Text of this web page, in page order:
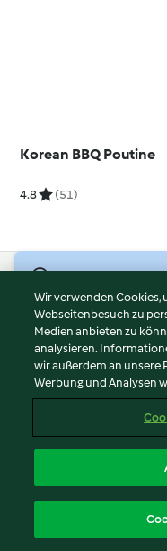
Korean BBQ Poutine
4.8 (51)
Nutzungsbedingungen
Datenschutzrichtlinien
Disclaimer
Impressum
Inhalt melden
Erklärung zur
Wir verwenden Cookies,
Webseitenbesuch zu
Medien anbieten zu
analysieren.
wir außerdem an unsere
Werbung und Analysen